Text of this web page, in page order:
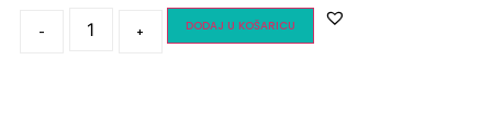
- + DODAJ U KOŠARICU